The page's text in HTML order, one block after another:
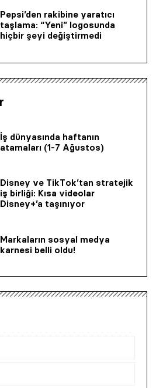
Pepsi’den rakibine yaratıcı
taşlama: “Yeni” logosunda
hiçbir şeyi değiştirmedi
İş dünyasında haftanın
atamaları (1-7 Ağustos)
Disney ve TikTok’tan stratejik
iş birliği: Kısa videolar
Disney+’a taşınıyor
Markaların sosyal medya
karnesi belli oldu!